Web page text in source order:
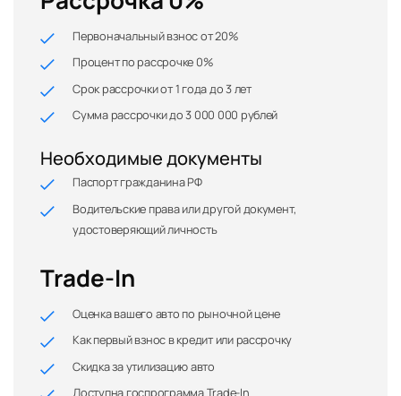
Первоначальный взнос от 20%
Процент по рассрочке 0%
Срок рассрочки от 1 года до 3 лет
Сумма рассрочки до 3 000 000 рублей
Необходимые документы
Паспорт гражданина РФ
Водительские права или другой документ,
удостоверяющий личность
Trade-In
Оценка вашего авто по рыночной цене
Как первый взнос в кредит или рассрочку
Скидка за утилизацию авто
Доступна госпрограмма Trade-In